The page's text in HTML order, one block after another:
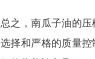
总之，南瓜子油的
选择和严格的质量